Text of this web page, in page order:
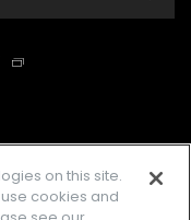
instagramtwitter
on this site.
cookies and